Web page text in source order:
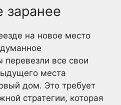
заранее
на новое место
все свои
места
дом. Это требует
стратегии, которая